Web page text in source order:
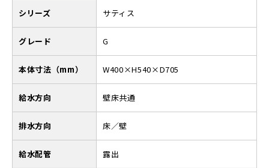
シリーズ サティス
グレード G
本体寸法（mm） W400×H540×D705
給水方向 壁床共通
排水方向 床／壁
給水配管 露出